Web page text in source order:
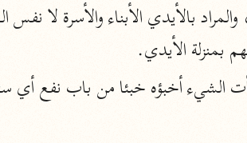
المحرر الوجيز
ابن عطية (٥٤٦ هـ)
البحر المحيط
بمنزلة الأيدي.